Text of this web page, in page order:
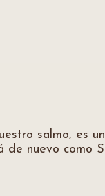
salmo, es
nuevo como